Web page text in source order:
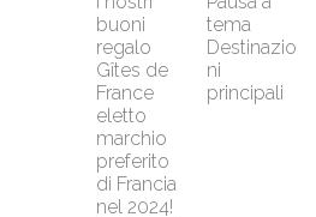
buoni
regalo
Gîtes de
France
eletto
marchio
preferito
di Francia
nel 2024!
tema
Destinazio
ni
principali